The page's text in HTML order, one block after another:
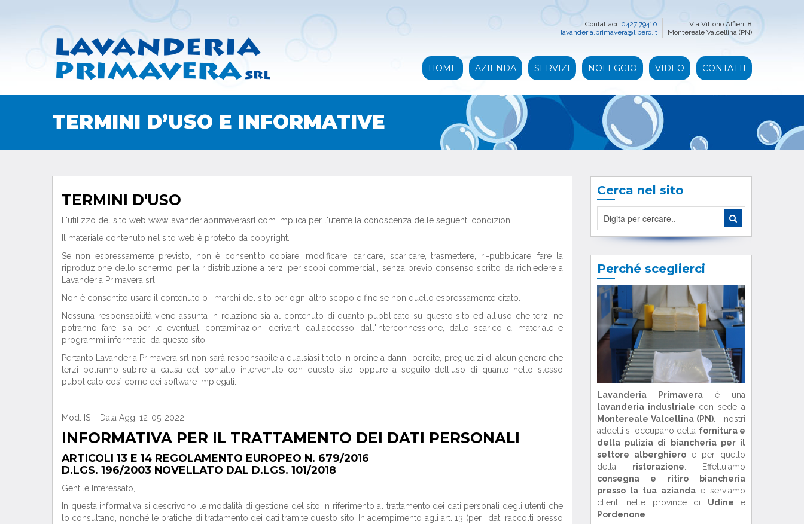
Contattaci: 0427 79410
lavanderia.primavera@libero.it
Via Vittorio Alfieri, 8
Montereale Valcellina (PN)
HOME AZIENDA SERVIZI NOLEGGIO VIDEO CONTATTI
TERMINI D’USO E INFORMATIVE
TERMINI D'USO
L'utilizzo del sito web www.lavanderiaprimaverasrl.com implica per l'utente la conoscenza delle seguenti condizioni.
Il materiale contenuto nel sito web è protetto da copyright.
Se non espressamente previsto, non è consentito copiare, modificare, caricare, scaricare, trasmettere, ri-pubblicare, fare la
riproduzione dello schermo per la ridistribuzione a terzi per scopi commerciali, senza previo consenso scritto da richiedere a
Lavanderia Primavera srl.
Non è consentito usare il contenuto o i marchi del sito per ogni altro scopo e fine se non quello espressamente citato.
Nessuna responsabilità viene assunta in relazione sia al contenuto di quanto pubblicato su questo sito ed all'uso che terzi ne
potranno fare, sia per le eventuali contaminazioni derivanti dall'accesso, dall'interconnessione, dallo scarico di materiale e
programmi informatici da questo sito.
Pertanto Lavanderia Primavera srl non sarà responsabile a qualsiasi titolo in ordine a danni, perdite, pregiudizi di alcun genere che
terzi potranno subire a causa del contatto intervenuto con questo sito, oppure a seguito dell'uso di quanto nello stesso
pubblicato così come dei software impiegati.
Mod. IS – Data Agg. 12-05-2022
INFORMATIVA PER IL TRATTAMENTO DEI DATI PERSONALI
ARTICOLI 13 E 14 REGOLAMENTO EUROPEO N. 679/2016
D.LGS. 196/2003 NOVELLATO DAL D.LGS. 101/2018
Gentile Interessato,
In questa informativa si descrivono le modalità di gestione del sito in riferimento al trattamento dei dati personali degli utenti che
lo consultano, nonché le pratiche di trattamento dei dati tramite questo sito. In adempimento agli art. 13 (per i dati raccolti presso
Cerca nel sito
Perché sceglierci
Lavanderia Primaveraè una
lavanderia industriale con sede a
Montereale Valcellina (PN). I nostri
addetti si occupano della fornitura e
della pulizia di biancheria per il
settore alberghieroe per quello
della ristorazione. Effettuiamo
consegna e ritiro biancheria
presso la tua aziandae serviamo
clienti nelle province di Udine e
Pordenone.